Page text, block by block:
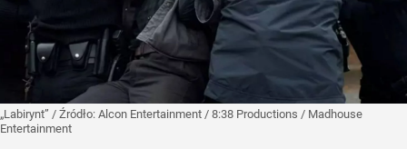
„Labirynt” / Źródło: Alcon Entertainment / 8:38 Productions / Madhouse
Entertainment